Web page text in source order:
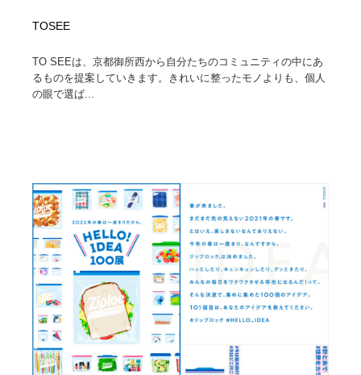
TOSEE
TO SEEは、京都御所西から自分たちのコミュニティの中にあ
るものを提案していきます。きれいに整ったモノよりも、個人
の眼で選ば...